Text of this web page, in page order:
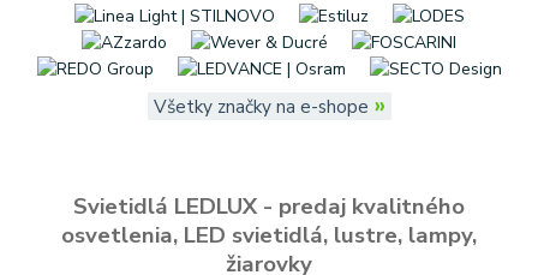
Všetky značky na e-shope »
Svietidlá LEDLUX - predaj kvalitného
osvetlenia, LED svietidlá, lustre, lampy,
žiarovky